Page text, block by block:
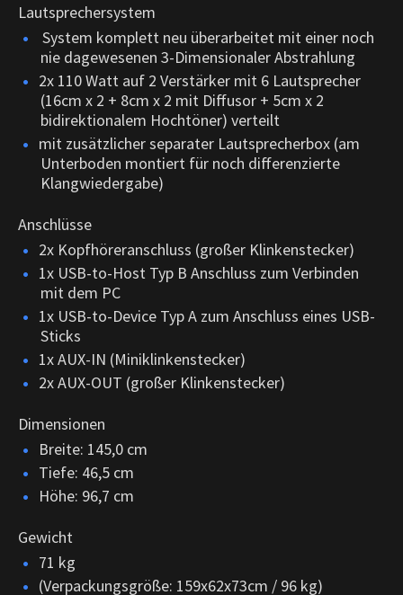
Lautsprechersystem
System komplett neu überarbeitet mit einer noch
nie dagewesenen 3-Dimensionaler Abstrahlung
2x 110 Watt auf 2 Verstärker mit 6 Lautsprecher
(16cm x 2 + 8cm x 2 mit Diffusor + 5cm x 2
bidirektionalem Hochtöner) verteilt
mit zusätzlicher separater Lautsprecherbox (am
Unterboden montiert für noch differenzierte
Klangwiedergabe)
Anschlüsse
2x Kopfhöreranschluss (großer Klinkenstecker)
1x USB-to-Host Typ B Anschluss zum Verbinden
mit dem PC
1x USB-to-Device Typ A zum Anschluss eines USB-
Sticks
1x AUX-IN (Miniklinkenstecker)
2x AUX-OUT (großer Klinkenstecker)
Dimensionen
Breite: 145,0 cm
Tiefe: 46,5 cm
Höhe: 96,7 cm
Gewicht
71 kg
(Verpackungsgröße: 159x62x73cm / 96 kg)